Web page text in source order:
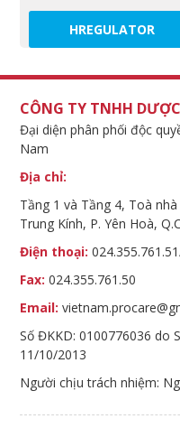
HREGULATOR
CÔNG TY TNHH
Đại diện phân phối độc
Nam
Địa chỉ:
Tầng 1 và Tầng 4, Toà
Trung Kính, P. Yên Hoà,
Điện thoại:
Fax: 024.355.761.50
Email:
Số ĐKKD: 0100776036 do
11/10/2013
Người chịu trách nhiệm: